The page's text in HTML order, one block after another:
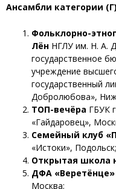
Ансамбли категории (Г)
Фольклорно-
Лён НГЛУ им. Н. А.
государственное
учреждение
государственный
Добролюбова»,
ТОП-вечёра ГБУК
«Гайдаровец»,
Семейный клуб
«Истоки», Подольск;
Открытая школа
ДФА «Веретёнце»
Москва;